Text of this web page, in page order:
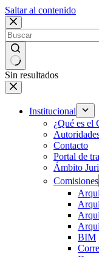
Saltar al contenido
Sin resultados
Institucional
¿Qué es el
Contacto
Portal de
Ámbito
Comisiones
BIM